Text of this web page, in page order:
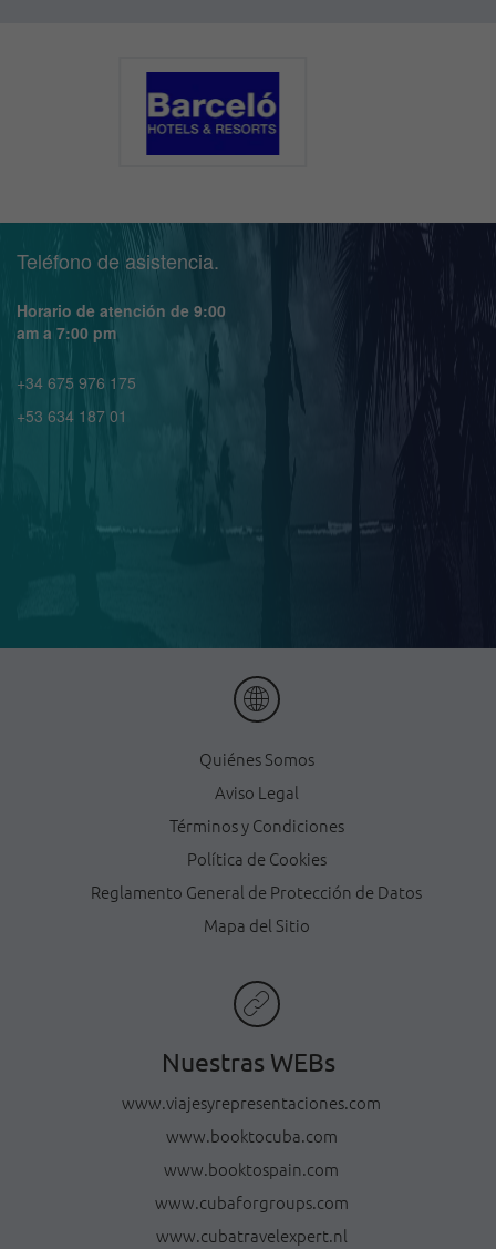
Teléfono de asistencia.
Horario de atención de 9:00
am a 7:00 pm
+34 675 976 175
+53 634 187 01
Quiénes Somos
Aviso Legal
Términos y Condiciones
Política de Cookies
Reglamento General de Protección de Datos
Mapa del Sitio
Nuestras WEBs
www.viajesyrepresentaciones.com
www.booktocuba.com
www.booktospain.com
www.cubaforgroups.com
www.cubatravelexpert.nl